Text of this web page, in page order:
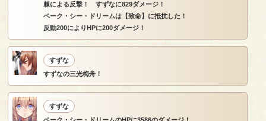
棘による反撃！ すずなに829ダメージ！
ベーク・シー・ドリームは【致命】に抵抗した！
反動200によりHPに200ダメージ！
すずな
すずなの三光梅舟！
すずな